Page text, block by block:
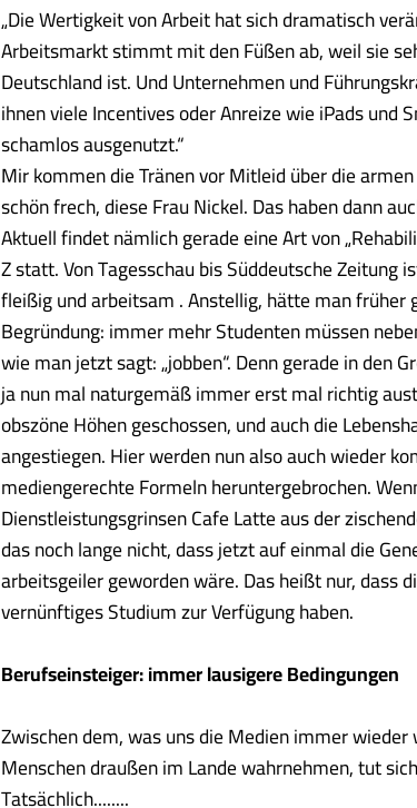
„Die Wertigkeit von Arbeit hat sich dramatisch
Arbeitsmarkt stimmt mit den Füßen ab, weil sie
Deutschland ist. Und Unternehmen und
ihnen viele Incentives oder Anreize wie iPads und
schamlos ausgenutzt.“
Mir kommen die Tränen vor Mitleid über die
schön frech, diese Frau Nickel. Das haben dann
Aktuell findet nämlich gerade eine Art von
Z statt. Von Tagesschau bis Süddeutsche Zeitung
fleißig und arbeitsam . Anstellig, hätte man früher
Begründung: immer mehr Studenten müssen
wie man jetzt sagt: „jobben“. Denn gerade in den
ja nun mal naturgemäß immer erst mal richtig
obszöne Höhen geschossen, und auch die
angestiegen. Hier werden nun also auch wieder
mediengerechte Formeln heruntergebrochen.
Dienstleistungsgrinsen Cafe Latte aus der
das noch lange nicht, dass jetzt auf einmal die
arbeitsgeiler geworden wäre. Das heißt nur, dass
vernünftiges Studium zur Verfügung haben.
Berufseinsteiger: immer lausigere Bedingungen
Zwischen dem, was uns die Medien immer
Menschen draußen im Lande wahrnehmen, tut
Tatsächlich........